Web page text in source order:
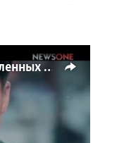
Страна самых высокопоставленных телеведущих. Почему политики захватили телеэфир Украины
available